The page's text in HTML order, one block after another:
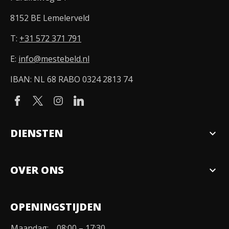
8152 BE Lemelerveld
T: +31 572 371 791
E: info@mestebeld.nl
IBAN: NL 68 RABO 0324 2813 74
DIENSTEN expand_more
OVER ONS expand_more
Organisatie
OPENINGSTIJDEN